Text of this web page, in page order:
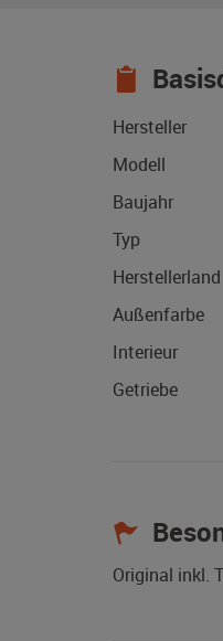
Hersteller
Modell
Baujahr
Typ
Herstellerland
Außenfarbe
Interieur
Getriebe
Original inkl.